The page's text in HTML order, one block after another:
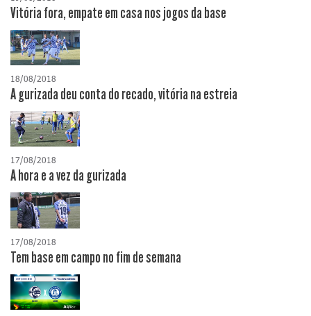
Vitória fora, empate em casa nos jogos da base
18/08/2018
A gurizada deu conta do recado, vitória na estreia
17/08/2018
A hora e a vez da gurizada
17/08/2018
Tem base em campo no fim de semana